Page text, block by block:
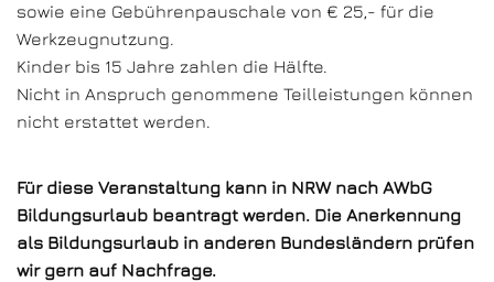
sowie eine Gebührenpauschale von € 25,- für die
Werkzeugnutzung.
Kinder bis 15 Jahre zahlen die Hälfte.
Nicht in Anspruch genommene Teilleistungen können
nicht erstattet werden.
Für diese Veranstaltung kann in NRW nach AWbG
Bildungsurlaub beantragt werden. Die Anerkennung
als Bildungsurlaub in anderen Bundesländern prüfen
wir gern auf Nachfrage.